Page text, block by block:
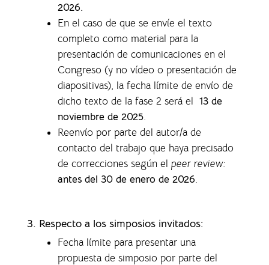
2026.
En el caso de que se envíe el texto
completo como material para la
presentación de comunicaciones en el
Congreso (y no vídeo o presentación de
diapositivas), la fecha límite de envío de
dicho texto de la fase 2 será el 13 de
noviembre de 2025.
Reenvío por parte del autor/a de
contacto del trabajo que haya precisado
de correcciones según el peer review:
antes del 30 de enero de 2026.
3. Respecto a los simposios invitados:
Fecha límite para presentar una
propuesta de simposio por parte del